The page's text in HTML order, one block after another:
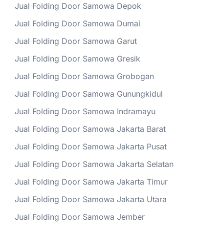
Jual Folding Door Samowa Depok
Jual Folding Door Samowa Dumai
Jual Folding Door Samowa Garut
Jual Folding Door Samowa Gresik
Jual Folding Door Samowa Grobogan
Jual Folding Door Samowa Gunungkidul
Jual Folding Door Samowa Indramayu
Jual Folding Door Samowa Jakarta Barat
Jual Folding Door Samowa Jakarta Pusat
Jual Folding Door Samowa Jakarta Selatan
Jual Folding Door Samowa Jakarta Timur
Jual Folding Door Samowa Jakarta Utara
Jual Folding Door Samowa Jember